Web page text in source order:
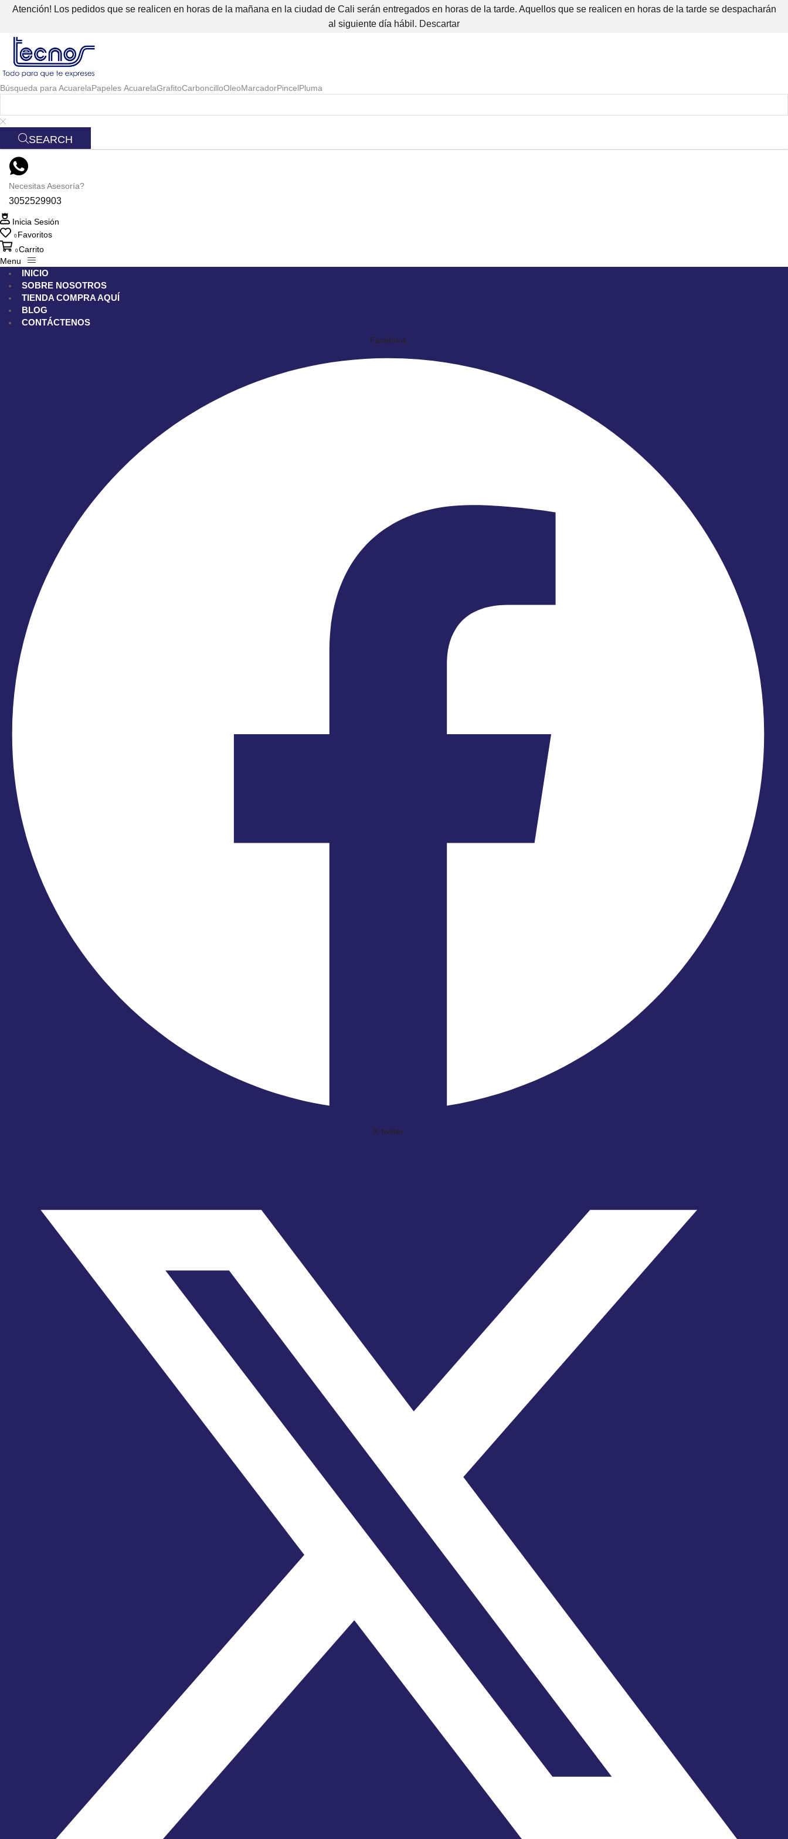
Atención! Los pedidos que se realicen en horas de la mañana en la ciudad de Cali serán entregados en horas de la tarde. Aquellos que se realicen en horas de la tarde se despacharán
al siguiente día hábil. Descartar
Búsqueda para AcuarelaPapeles AcuarelaGrafitoCarboncilloOleoMarcadorPincelPluma
SEARCH
Necesitas Asesoría?
3052529903
Inicia Sesión
0 Favoritos
0Carrito
Menu
INICIO
SOBRE NOSOTROS
TIENDA COMPRA AQUÍ
BLOG
CONTÁCTENOS
Facebook
X-twitter